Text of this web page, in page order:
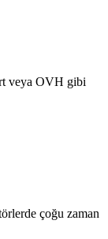
veya OVH gibi
çoğu zaman